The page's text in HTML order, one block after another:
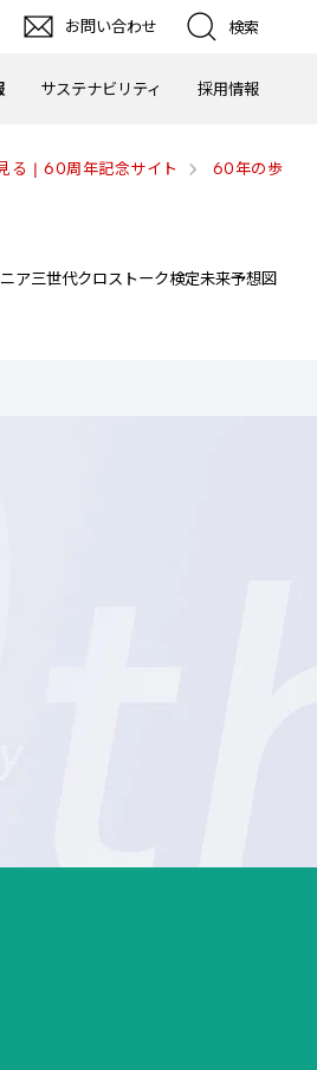
お問い合わせ 検索
サステナビリティ 採用情報
る | 60周年記念サイト
60年の歩
ア三世代クロストーク検定未来予想図